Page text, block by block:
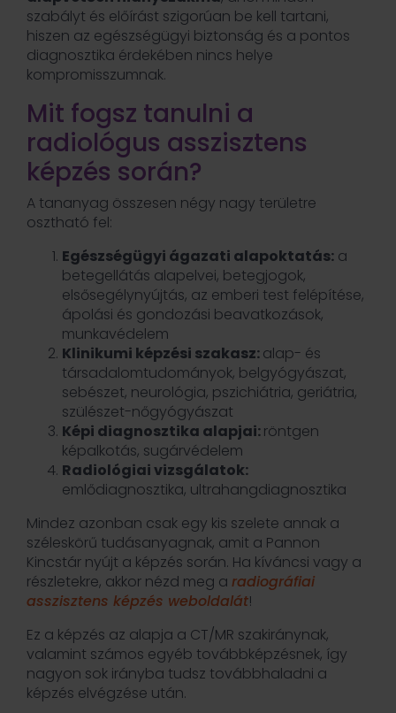
szabályt és előírást szigorúan be kell tartani,
hiszen az egészségügyi biztonság és a pontos
diagnosztika érdekében nincs helye
kompromisszumnak.
Mit fogsz tanulni a
radiológus asszisztens
képzés során?
A tananyag összesen négy nagy területre
osztható fel:
Egészségügyi ágazati alapoktatás: a
betegellátás alapelvei, betegjogok,
elsősegélynyújtás, az emberi test felépítése,
ápolási és gondozási beavatkozások,
munkavédelem
Klinikumi képzési szakasz:alap- és
társadalomtudományok, belgyógyászat,
sebészet, neurológia, pszichiátria, geriátria,
szülészet-nőgyógyászat
Képi diagnosztika alapjai:röntgen
képalkotás, sugárvédelem
Radiológiai vizsgálatok:
emlődiagnosztika, ultrahangdiagnosztika
Mindez azonban csak egy kis szelete annak a
széleskörű tudásanyagnak, amit a Pannon
Kincstár nyújt a képzés során. Ha kíváncsi vagy a
részletekre, akkor nézd meg a radiográfiai
asszisztens képzés weboldalát!
Ez a képzés az alapja a CT/MR szakiránynak,
valamint számos egyéb továbbképzésnek, így
nagyon sok irányba tudsz továbbhaladni a
képzés elvégzése után.